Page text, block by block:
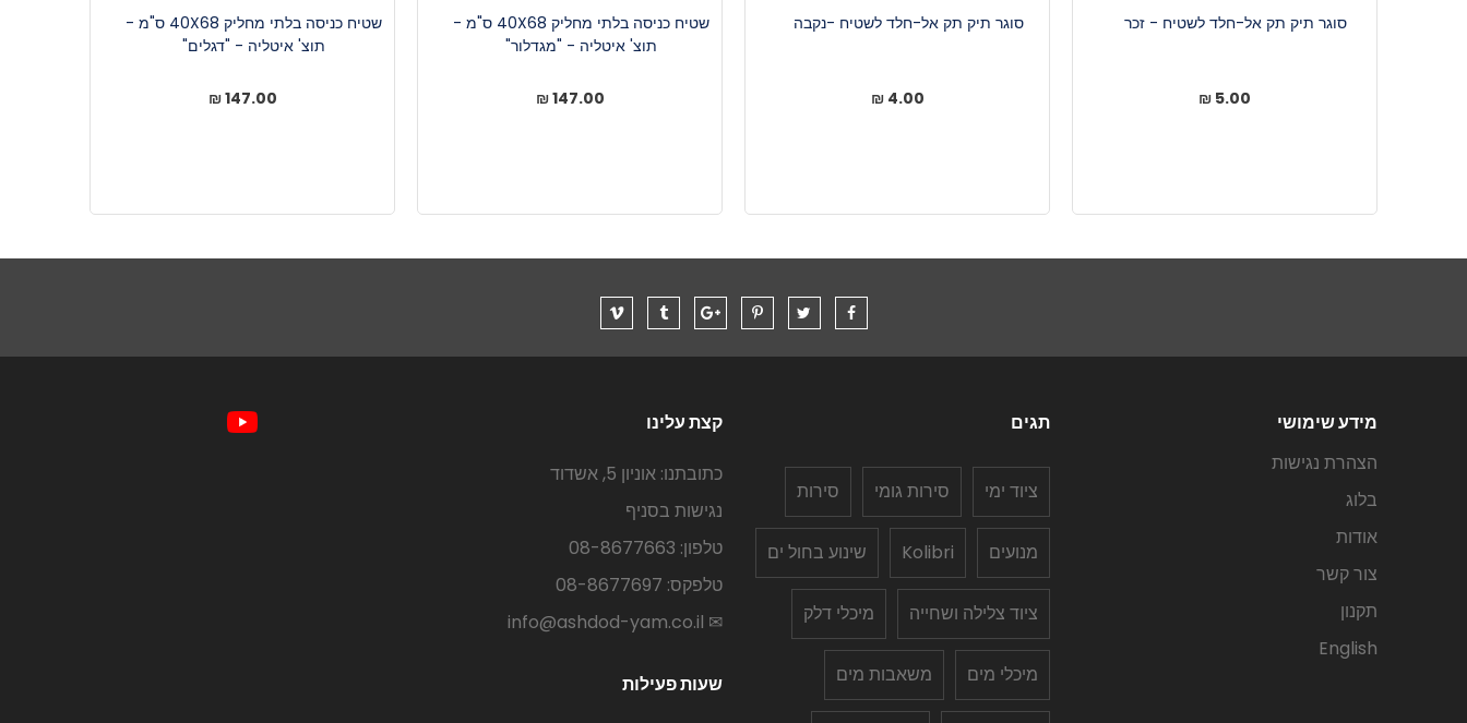
סוגר תיק תק אל-חלד לשטיח - זכר
5.00 ₪
סוגר תיק תק אל-חלד לשטיח -נקבה
4.00 ₪
שטיח כניסה בלתי מחליק 40X68 ס"מ -
תוצ' איטליה - "מגדלור"
147.00 ₪
שטיח כניסה בלתי מחליק 40X68 ס"מ -
תוצ' איטליה - "דגלים"
147.00 ₪
מידע שימושי
הצהרת נגישות
בלוג
אודות
צור קשר
תקנון
English
תגים
ציוד ימי סירות גומי סירות
מנועים Kolibri שינוע בחול ים
ציוד צלילה ושחייה מיכלי דלק
מיכלי מים משאבות מים
קצת עלינו
כתובתנו: אוניון 5, אשדוד
נגישות בסניף
טלפון: 08-8677663
טלפקס: 08-8677697
✉ info@ashdod-yam.co.il
שעות פעילות